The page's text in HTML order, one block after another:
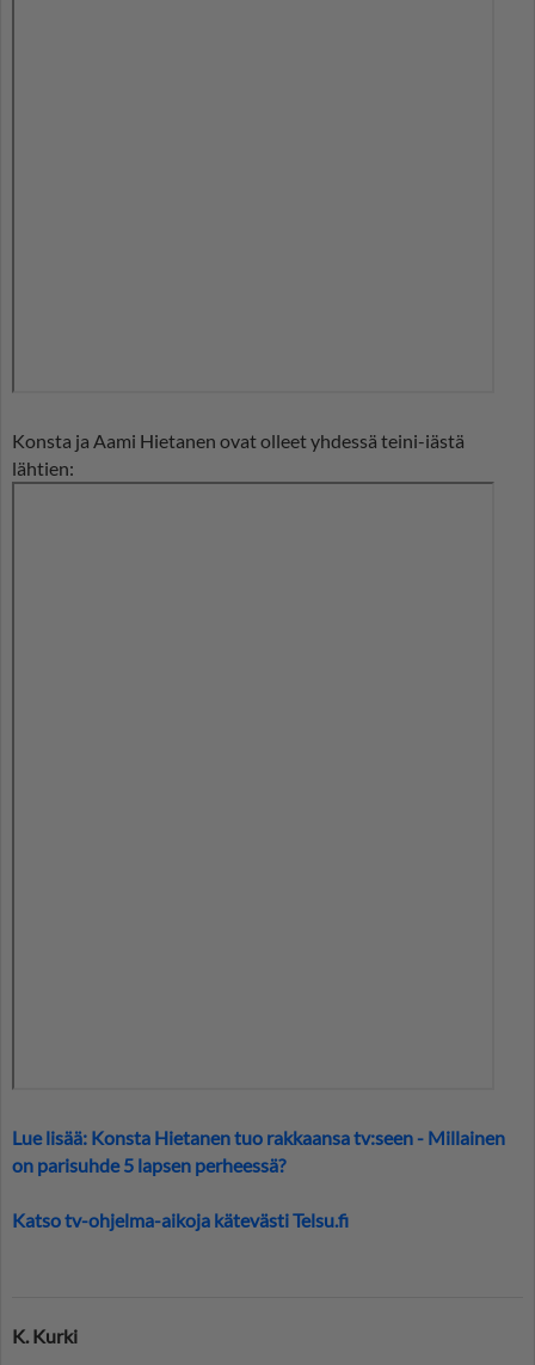
Konsta ja Aami Hietanen ovat olleet yhdessä teini-iästä
lähtien:
Lue lisää: Konsta Hietanen tuo rakkaansa tv:seen - Millainen
on parisuhde 5 lapsen perheessä?
Katso tv-ohjelma-aikoja kätevästi Telsu.fi
K. Kurki